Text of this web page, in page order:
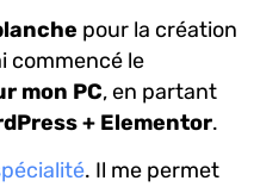
pour la création
commencé le
mon PC, en partant
+ Elementor.
. Il me permet